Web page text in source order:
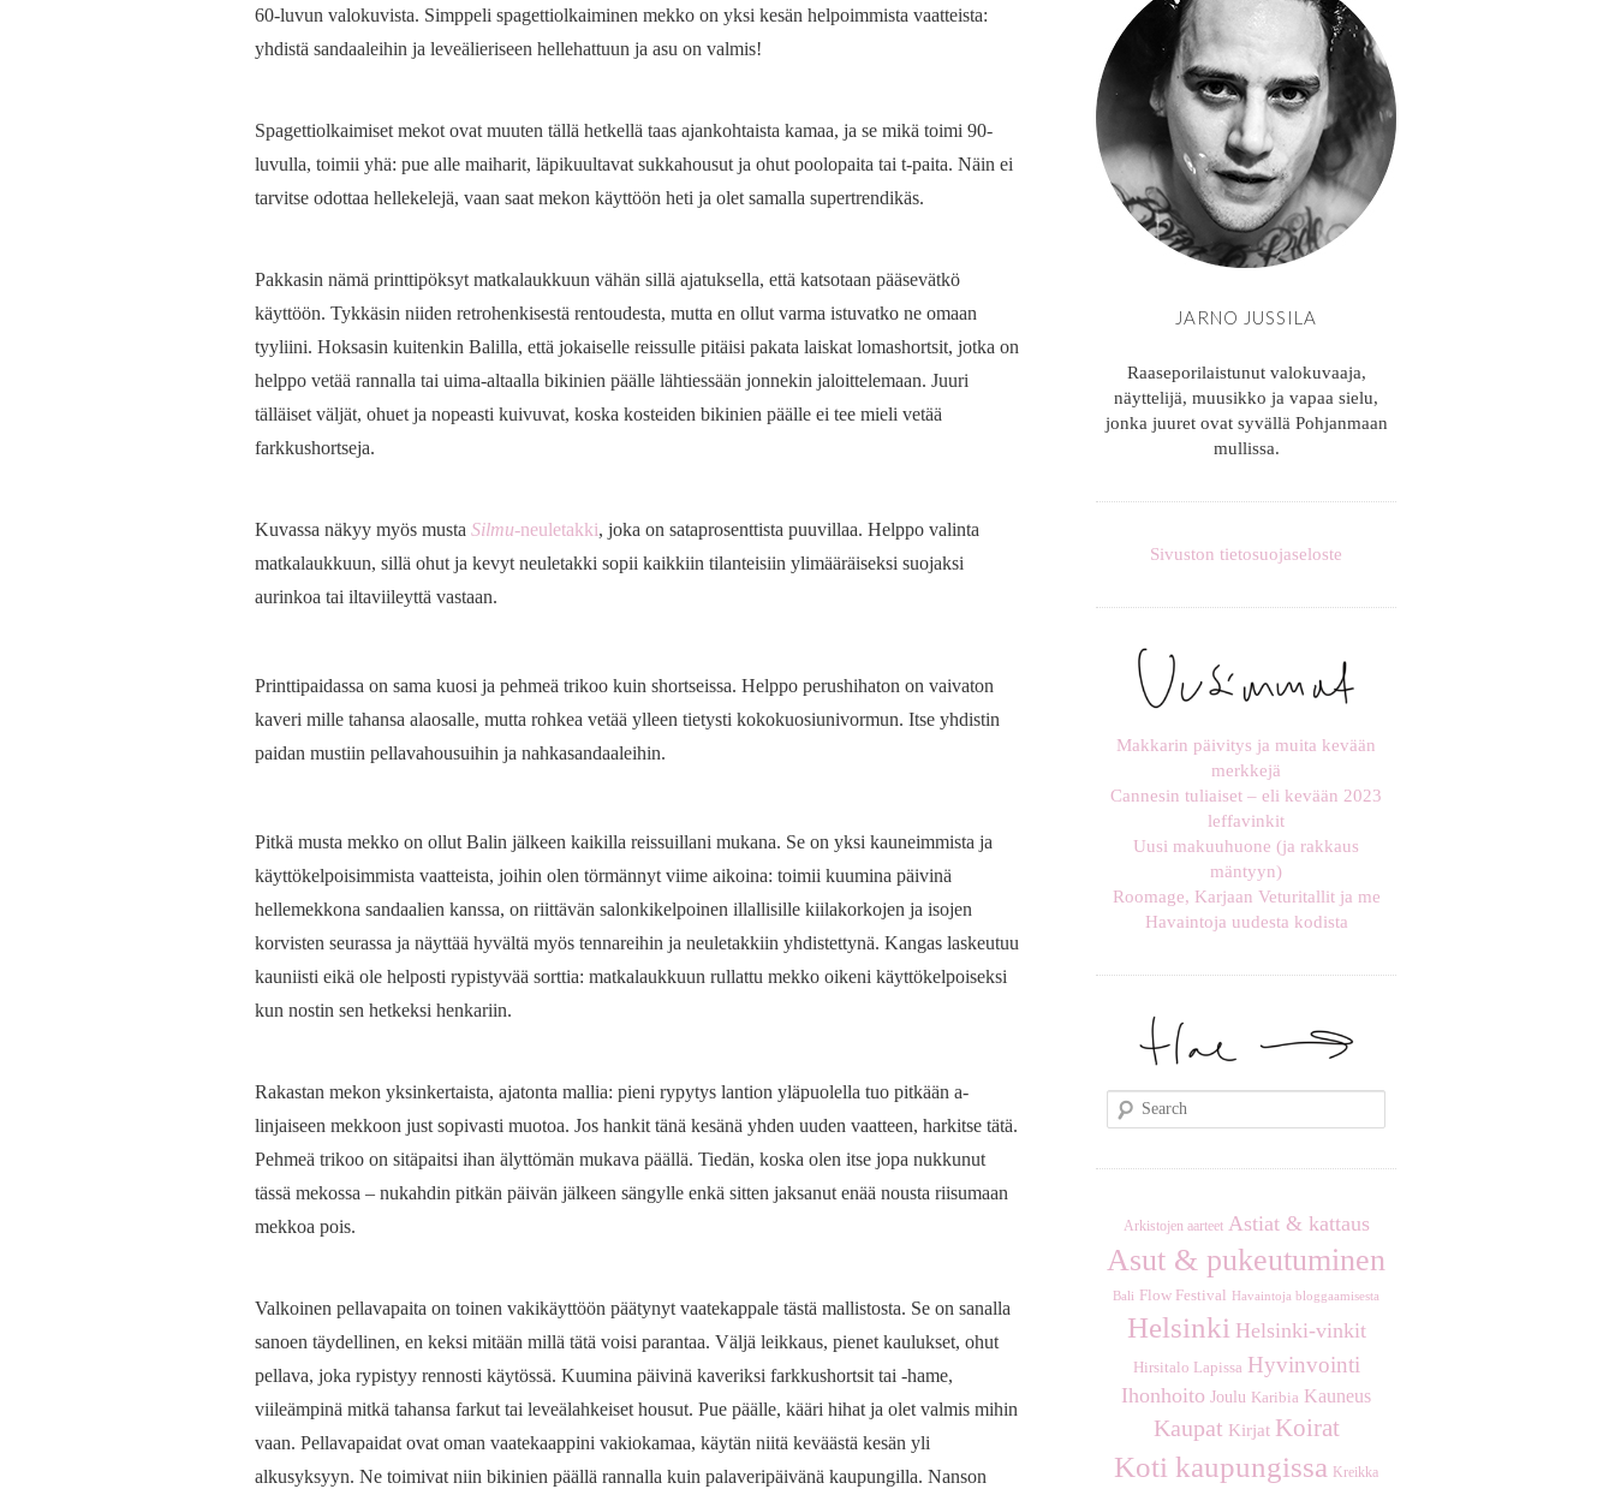
60-luvun valokuvista. Simppeli spagettiolkaiminen mekko on yksi kesän helpoimmista vaatteista:
yhdistä sandaaleihin ja leveälieriseen hellehattuun ja asu on valmis!
Spagettiolkaimiset mekot ovat muuten tällä hetkellä taas ajankohtaista kamaa, ja se mikä toimi 90-
luvulla, toimii yhä: pue alle maiharit, läpikuultavat sukkahousut ja ohut poolopaita tai t-paita. Näin ei
tarvitse odottaa hellekelejä, vaan saat mekon käyttöön heti ja olet samalla supertrendikäs.
Pakkasin nämä printtipöksyt matkalaukkuun vähän sillä ajatuksella, että katsotaan pääsevätkö
käyttöön. Tykkäsin niiden retrohenkisestä rentoudesta, mutta en ollut varma istuvatko ne omaan
tyyliini. Hoksasin kuitenkin Balilla, että jokaiselle reissulle pitäisi pakata laiskat lomashortsit, jotka on
helppo vetää rannalla tai uima-altaalla bikinien päälle lähtiessään jonnekin jaloittelemaan. Juuri
tälläiset väljät, ohuet ja nopeasti kuivuvat, koska kosteiden bikinien päälle ei tee mieli vetää
farkkushortseja.
Kuvassa näkyy myös musta Silmu-neuletakki, joka on sataprosenttista puuvillaa. Helppo valinta
matkalaukkuun, sillä ohut ja kevyt neuletakki sopii kaikkiin tilanteisiin ylimääräiseksi suojaksi
aurinkoa tai iltaviileyttä vastaan.
Printtipaidassa on sama kuosi ja pehmeä trikoo kuin shortseissa. Helppo perushihaton on vaivaton
kaveri mille tahansa alaosalle, mutta rohkea vetää ylleen tietysti kokokuosiunivormun. Itse yhdistin
paidan mustiin pellavahousuihin ja nahkasandaaleihin.
Pitkä musta mekko on ollut Balin jälkeen kaikilla reissuillani mukana. Se on yksi kauneimmista ja
käyttökelpoisimmista vaatteista, joihin olen törmännyt viime aikoina: toimii kuumina päivinä
hellemekkona sandaalien kanssa, on riittävän salonkikelpoinen illallisille kiilakorkojen ja isojen
korvisten seurassa ja näyttää hyvältä myös tennareihin ja neuletakkiin yhdistettynä. Kangas laskeutuu
kauniisti eikä ole helposti rypistyvää sorttia: matkalaukkuun rullattu mekko oikeni käyttökelpoiseksi
kun nostin sen hetkeksi henkariin.
Rakastan mekon yksinkertaista, ajatonta mallia: pieni rypytys lantion yläpuolella tuo pitkään a-
linjaiseen mekkoon just sopivasti muotoa. Jos hankit tänä kesänä yhden uuden vaatteen, harkitse tätä.
Pehmeä trikoo on sitäpaitsi ihan älyttömän mukava päällä. Tiedän, koska olen itse jopa nukkunut
tässä mekossa – nukahdin pitkän päivän jälkeen sängylle enkä sitten jaksanut enää nousta riisumaan
mekkoa pois.
Valkoinen pellavapaita on toinen vakikäyttöön päätynyt vaatekappale tästä mallistosta. Se on sanalla
sanoen täydellinen, en keksi mitään millä tätä voisi parantaa. Väljä leikkaus, pienet kaulukset, ohut
pellava, joka rypistyy rennosti käytössä. Kuumina päivinä kaveriksi farkkushortsit tai -hame,
viileämpinä mitkä tahansa farkut tai leveälahkeiset housut. Pue päälle, kääri hihat ja olet valmis mihin
vaan. Pellavapaidat ovat oman vaatekaappini vakiokamaa, käytän niitä keväästä kesän yli
alkusyksyyn. Ne toimivat niin bikinien päällä rannalla kuin palaveripäivänä kaupungilla. Nanson
JARNO JUSSILA
Raaseporilaistunut valokuvaaja,
näyttelijä, muusikko ja vapaa sielu,
jonka juuret ovat syvällä Pohjanmaan
mullissa.
Sivuston tietosuojaseloste
Makkarin päivitys ja muita kevään
merkkejä
Cannesin tuliaiset – eli kevään 2023
leffavinkit
Uusi makuuhuone (ja rakkaus
mäntyyn)
Roomage, Karjaan Veturitallit ja me
Havaintoja uudesta kodista
e
Arkistojen aarteet Astiat & kattaus
Asut & pukeutuminen
Bali Flow Festival Havaintoja bloggaamisesta
Helsinki Helsinki-vinkit
Hirsitalo Lapissa Hyvinvointi
Ihonhoito Joulu Karibia Kauneus
Kaupat Kirjat Koirat
Koti kaupungissa Kreikka